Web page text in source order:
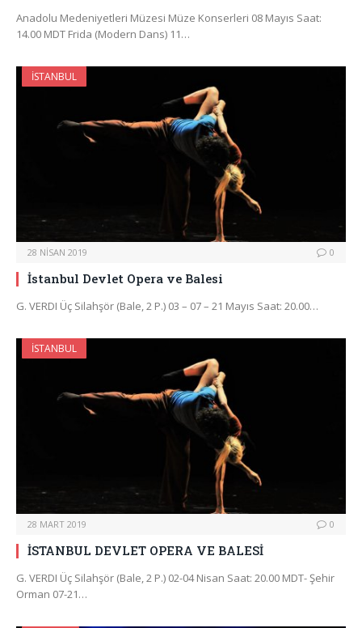
Anadolu Medeniyetleri Müzesi Müze Konserleri 08 Mayıs Saat:
14.00 MDT Frida (Modern Dans) 11…
İSTANBUL
28 NISAN 2019 0
İstanbul Devlet Opera ve Balesi
G. VERDI Üç Silahşör (Bale, 2 P.) 03 – 07 – 21 Mayıs Saat: 20.00…
İSTANBUL
28 MART 2019 0
İSTANBUL DEVLET OPERA VE BALESİ
G. VERDI Üç Silahşör (Bale, 2 P.) 02-04 Nisan Saat: 20.00 MDT- Şehir
Orman 07-21…